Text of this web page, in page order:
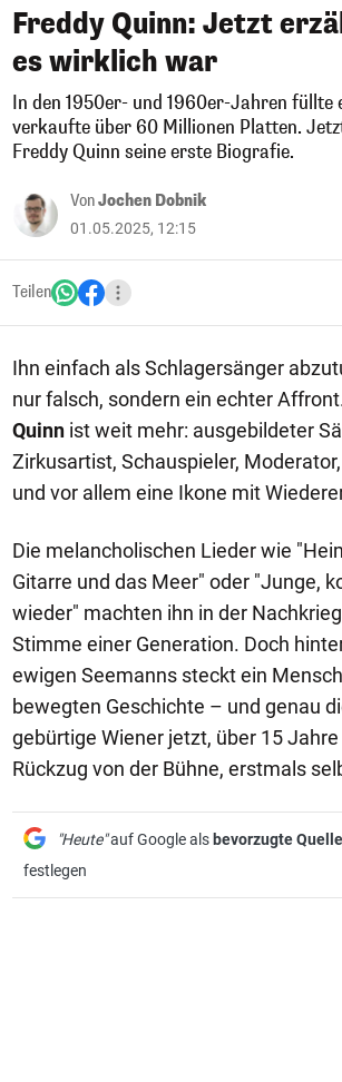
Freddy Quinn: Jetzt
es wirklich war
In den 1950er- und 1960er-Jahren füllte
verkaufte über 60 Millionen Platten.
Freddy Quinn seine erste Biografie.
VonJochen Dobnik
01.05.2025, 12:15
Teilen
Ihn einfach als Schlagersänger
nur falsch, sondern ein echter
Quinn ist weit mehr: ausgebildeter
Zirkusartist, Schauspieler,
und vor allem eine Ikone mit
Die melancholischen Lieder wie
Gitarre und das Meer" oder "Junge,
wieder" machten ihn in der
Stimme einer Generation. Doch
ewigen Seemanns steckt ein
bewegten Geschichte – und genau
gebürtige Wiener jetzt, über 15
Rückzug von der Bühne, erstmals
"Heute"auf Google als bevorzugte Quelle
festlegen